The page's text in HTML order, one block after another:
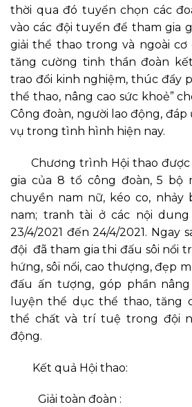
thời qua đó tuyển chọn các
vào các đội tuyển để tham gia
giải thể thao trong và ngoài cơ
tăng cường tinh thần đoàn
trao đổi kinh nghiệm, thúc đẩy
thể thao, nâng cao sức khoẻ”
Công đoàn, người lao động,
vụ trong tình hình hiện nay.
Chương trình Hội thao được
gia của 8 tổ công đoàn, 5 bộ
chuyền nam nữ, kéo co, nhảy
nam; tranh tài ở các nội
23/4/2021 đến 24/4/2021. Ngay
đội đã tham gia thi đấu sôi nổi
hứng, sôi nổi, cao thượng, đẹp
đấu ấn tượng, góp phần
luyện thể dục thể thao, tăng
thể chất và trí tuệ trong đội
động.
Kết quả Hội thao:
Giải toàn đoàn :